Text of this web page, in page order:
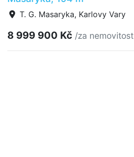
T. G. Masaryka, Karlovy Vary
8 999 900 Kč /za nemovitost